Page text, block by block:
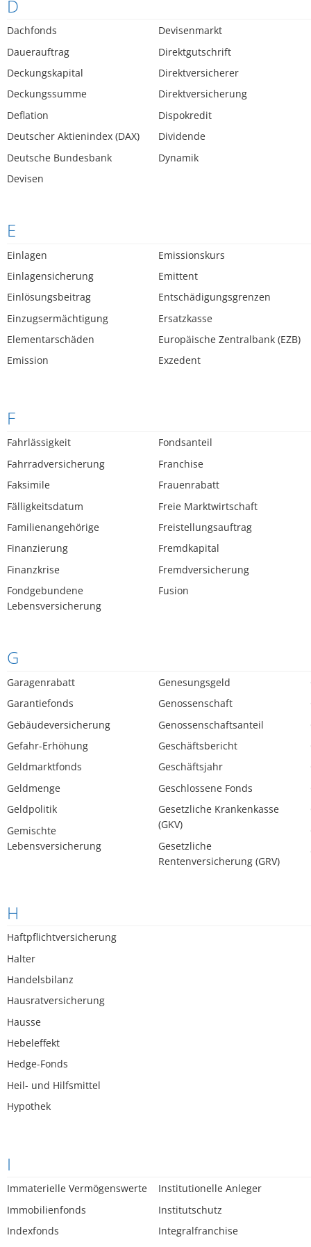
D
Dachfonds
Dauerauftrag
Deckungskapital
Deckungssumme
Deflation
Deutscher Aktienindex (DAX)
Deutsche Bundesbank
Devisen
Devisenmarkt
Direktgutschrift
Direktversicherer
Direktversicherung
Dispokredit
Dividende
Dynamik
E
Einlagen
Einlagensicherung
Einlösungsbeitrag
Einzugsermächtigung
Elementarschäden
Emission
Emissionskurs
Emittent
Entschädigungsgrenzen
Ersatzkasse
Europäische Zentralbank (EZB)
Exzedent
F
Fahrlässigkeit
Fahrradversicherung
Faksimile
Fälligkeitsdatum
Familienangehörige
Finanzierung
Finanzkrise
Fondgebundene
Lebensversicherung
Fondsanteil
Franchise
Frauenrabatt
Freie Marktwirtschaft
Freistellungsauftrag
Fremdkapital
Fremdversicherung
Fusion
G
Garagenrabatt
Garantiefonds
Gebäudeversicherung
Gefahr-Erhöhung
Geldmarktfonds
Geldmenge
Geldpolitik
Gemischte
Lebensversicherung
Genesungsgeld
Genossenschaft
Genossenschaftsanteil
Geschäftsbericht
Geschäftsjahr
Geschlossene Fonds
Gesetzliche Krankenkasse
(GKV)
Gesetzliche
Rentenversicherung (GRV)
H
Haftpflichtversicherung
Halter
Handelsbilanz
Hausratversicherung
Hausse
Hebeleffekt
Hedge-Fonds
Heil- und Hilfsmittel
Hypothek
I
Immaterielle Vermögenswerte
Immobilienfonds
Indexfonds
Institutionelle Anleger
Institutschutz
Integralfranchise